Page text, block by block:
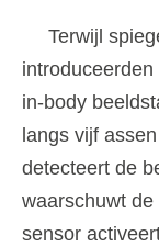
Terwijl
in-body
langs vijf
detecteert de
waarschuwt
sensor